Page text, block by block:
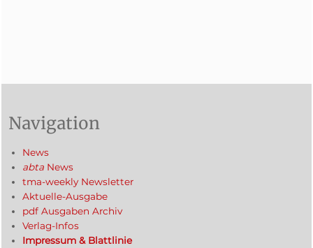
Navigation
News
abta News
tma-weekly Newsletter
Aktuelle-Ausgabe
pdf Ausgaben Archiv
Verlag-Infos
Impressum & Blattlinie